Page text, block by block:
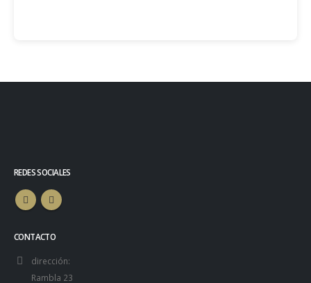
REDES SOCIALES
CONTACTO
dirección:
Rambla 23